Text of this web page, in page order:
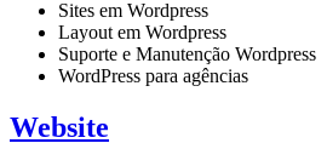
Sites em Wordpress
Layout em Wordpress
Suporte e Manutenção Wordpress
WordPress para agências
Website